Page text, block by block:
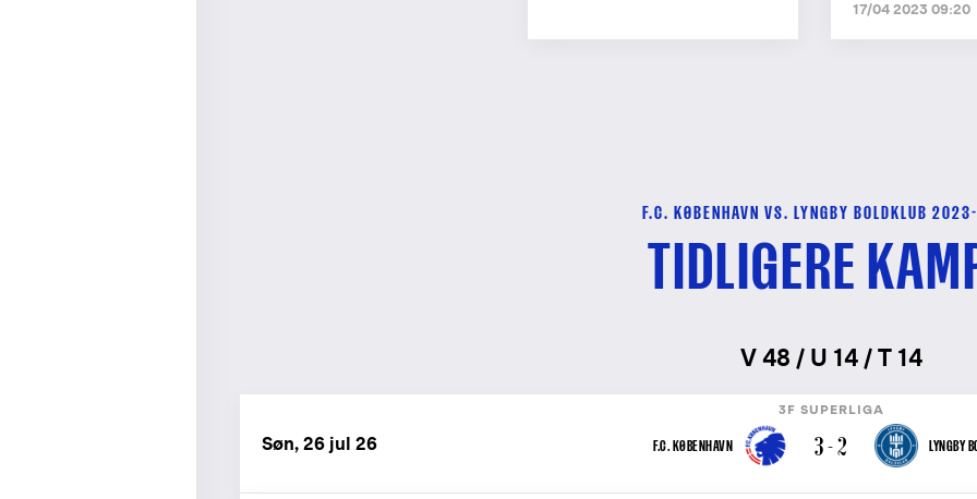
17/04 2023 09:20
F.C. KØBENHAVN VS. LYNGBY BOLDKLUB
TIDLIGERE
V 48 / U 14 / T 14
3F SUPERLIGA
Søn, 26 jul 26 F.C. KØBENHAVN 3 - 2 LYNGBY